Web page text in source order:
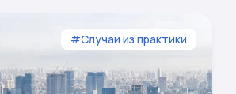
#Случаи из практики